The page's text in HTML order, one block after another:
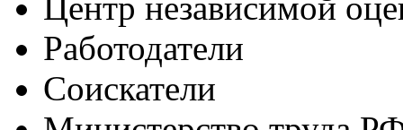
Работодатели
Соискатели